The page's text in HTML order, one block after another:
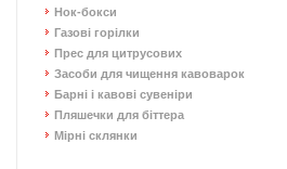
Нок-бокси
Газові горілки
Прес для цитрусових
Засоби для чищення кавоварок
Барні і кавові сувеніри
Пляшечки для біттера
Мірні склянки